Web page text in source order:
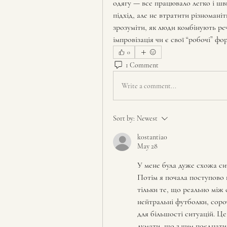
одягу — все працювало легко і
підхід, але не втратити
зрозуміти, як люди комбінують
імпровізація чи є свої “робочі”
0
1 Comment
Write a comment...
Sort by: Newest
k0stantia0
May 28
У мене була дуже схожа
Потім я почала поступово
тільки те, що реально
нейтральні футболки,
для більшості ситуацій.